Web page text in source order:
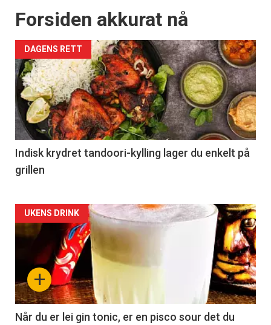
Forsiden akkurat nå
DAGENS RETT
Indisk krydret tandoori-kylling lager du enkelt på
grillen
Forsiden
akkurat
nå
-
2
+
UKENS DRINK
Når du er lei gin tonic, er en pisco sour det du